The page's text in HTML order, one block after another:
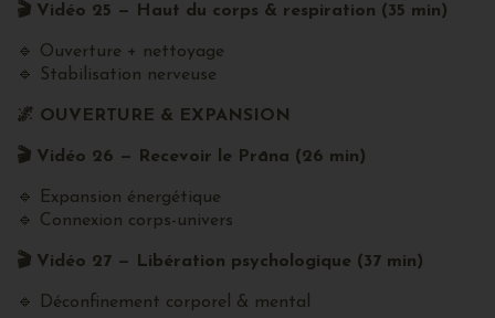
🎬 Vidéo 25 — Haut du corps & respiration (35 min)
🔹 Ouverture + nettoyage
🔹 Stabilisation nerveuse
🌌 OUVERTURE & EXPANSION
🎬 Vidéo 26 — Recevoir le Prāna (26 min)
🔹 Expansion énergétique
🔹 Connexion corps-univers
🎬 Vidéo 27 — Libération psychologique (37 min)
🔹 Déconfinement corporel & mental